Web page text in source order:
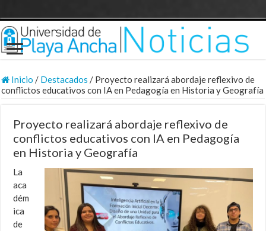
Inicio / Destacados / Proyecto realizará abordaje reflexivo de
conflictos educativos con IA en Pedagogía en Historia y Geografía
Proyecto realizará abordaje reflexivo de
conflictos educativos con IA en Pedagogía
en Historia y Geografía
La
aca
dém
ica
de